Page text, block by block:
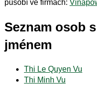
působí ve firmách:
Seznam osob
jménem
Thi Le Quyen Vu
Thi Minh Vu